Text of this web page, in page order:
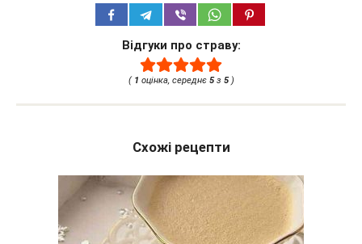
Відгуки про страву:
( 1 оцінка, середнє 5з 5)
Схожі рецепти